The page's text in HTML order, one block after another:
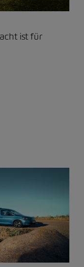
ist für